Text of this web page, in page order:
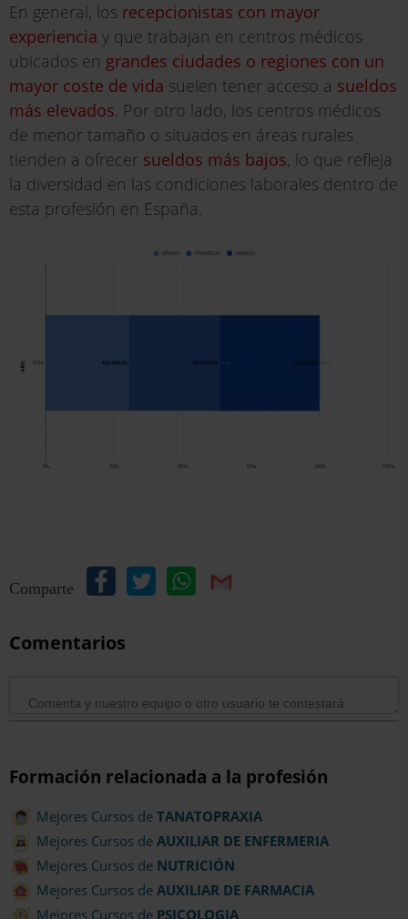
En general, los recepcionistas con mayor
experiencia y que trabajan en centros médicos
ubicados en grandes ciudades o regiones con un
mayor coste de vida suelen tener acceso a sueldos
más elevados. Por otro lado, los centros médicos
de menor tamaño o situados en áreas rurales
tienden a ofrecer sueldos más bajos, lo que refleja
la diversidad en las condiciones laborales dentro de
esta profesión en España.
Comparte
Comentarios
Formación relacionada a la profesión
Mejores Cursos de TANATOPRAXIA
Mejores Cursos de AUXILIAR DE ENFERMERIA
Mejores Cursos de NUTRICIÓN
Mejores Cursos de AUXILIAR DE FARMACIA
Mejores Cursos de PSICOLOGIA